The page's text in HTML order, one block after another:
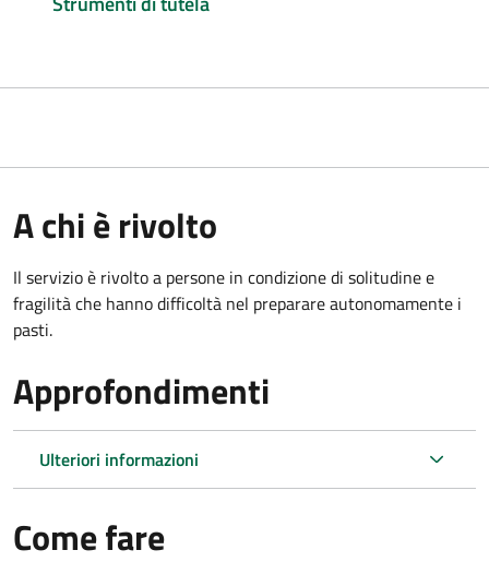
A chi è rivolto
Il servizio è rivolto a persone in condizione di solitudine e
fragilità che hanno difficoltà nel preparare autonomamente i
pasti.
Approfondimenti
Ulteriori informazioni
Come fare